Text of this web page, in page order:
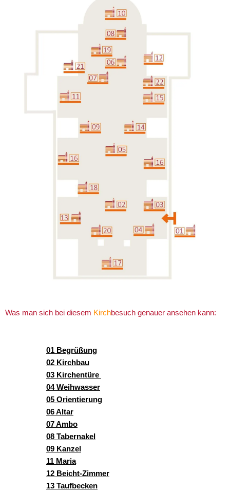
Was man sich bei diesem Kirchbesuch genauer ansehen kann:
01 Begrüßung
02 Kirchbau
03 Kirchentüre
04 Weihwasser
05 Orientierung
06 Altar
07 Ambo
08 Tabernakel
09 Kanzel
11 Maria
12 Beicht-Zimmer
13 Taufbecken